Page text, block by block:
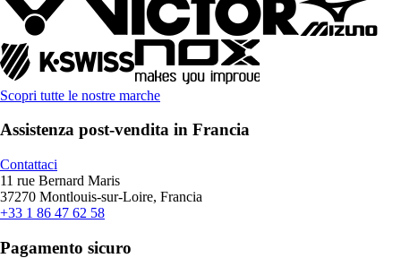
Scopri tutte le nostre marche
Assistenza post-vendita in Francia
Contattaci
11 rue Bernard Maris
37270 Montlouis-sur-Loire, Francia
+33 1 86 47 62 58
Pagamento sicuro